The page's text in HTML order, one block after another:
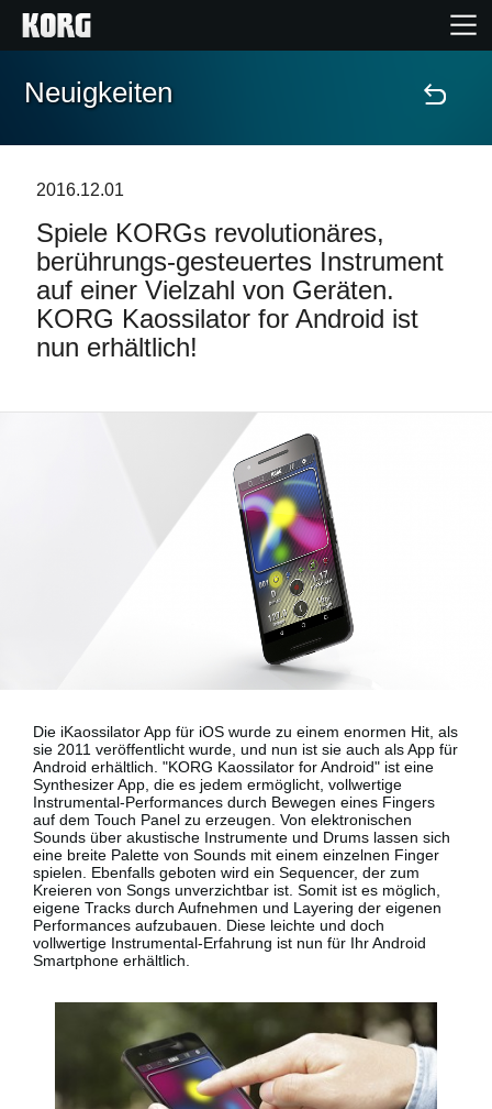
Home
Extras
Events
Support
Über KORG
Neuigkeiten
2016.12.01
Spiele KORGs revolutionäres,
berührungs-gesteuertes Instrument
auf einer Vielzahl von Geräten.
KORG Kaossilator for Android ist
nun erhältlich!
Die iKaossilator App für iOS wurde zu einem enormen Hit, als
sie 2011 veröffentlicht wurde, und nun ist sie auch als App für
Android erhältlich. "KORG Kaossilator for Android" ist eine
Synthesizer App, die es jedem ermöglicht, vollwertige
Instrumental-Performances durch Bewegen eines Fingers
auf dem Touch Panel zu erzeugen. Von elektronischen
Sounds über akustische Instrumente und Drums lassen sich
eine breite Palette von Sounds mit einem einzelnen Finger
spielen. Ebenfalls geboten wird ein Sequencer, der zum
Kreieren von Songs unverzichtbar ist. Somit ist es möglich,
eigene Tracks durch Aufnehmen und Layering der eigenen
Performances aufzubauen. Diese leichte und doch
vollwertige Instrumental-Erfahrung ist nun für IhrAndroid
Smartphone erhältlich.